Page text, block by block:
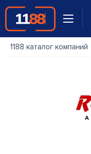
1188 каталог компаний